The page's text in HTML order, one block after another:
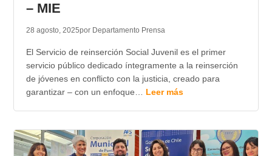
– MIE
28 agosto, 2025por Departamento Prensa
El Servicio de reinserción Social Juvenil es el primer
servicio público dedicado íntegramente a la reinserción
de jóvenes en conflicto con la justicia, creado para
garantizar – con un enfoque… Leer más